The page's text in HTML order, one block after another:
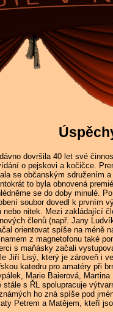
dovršila 40 let své
o pejskovi a kočičce.
se občanským sdružením
to byla obnovená
se do doby minulé.
soubor dovedl k prvním
nebo nitek. Mezi zakládající
členů (např. Jany
orientovat spíše na méně
z magnetofonu také
s maňásky začali
Jiří Lisý, který je zároveň i
katedru pro amatéry při
Marie Baierová,
stále s ŘL spolupracuje
ho zná spíše pod
Petrem a Matějem, kteří